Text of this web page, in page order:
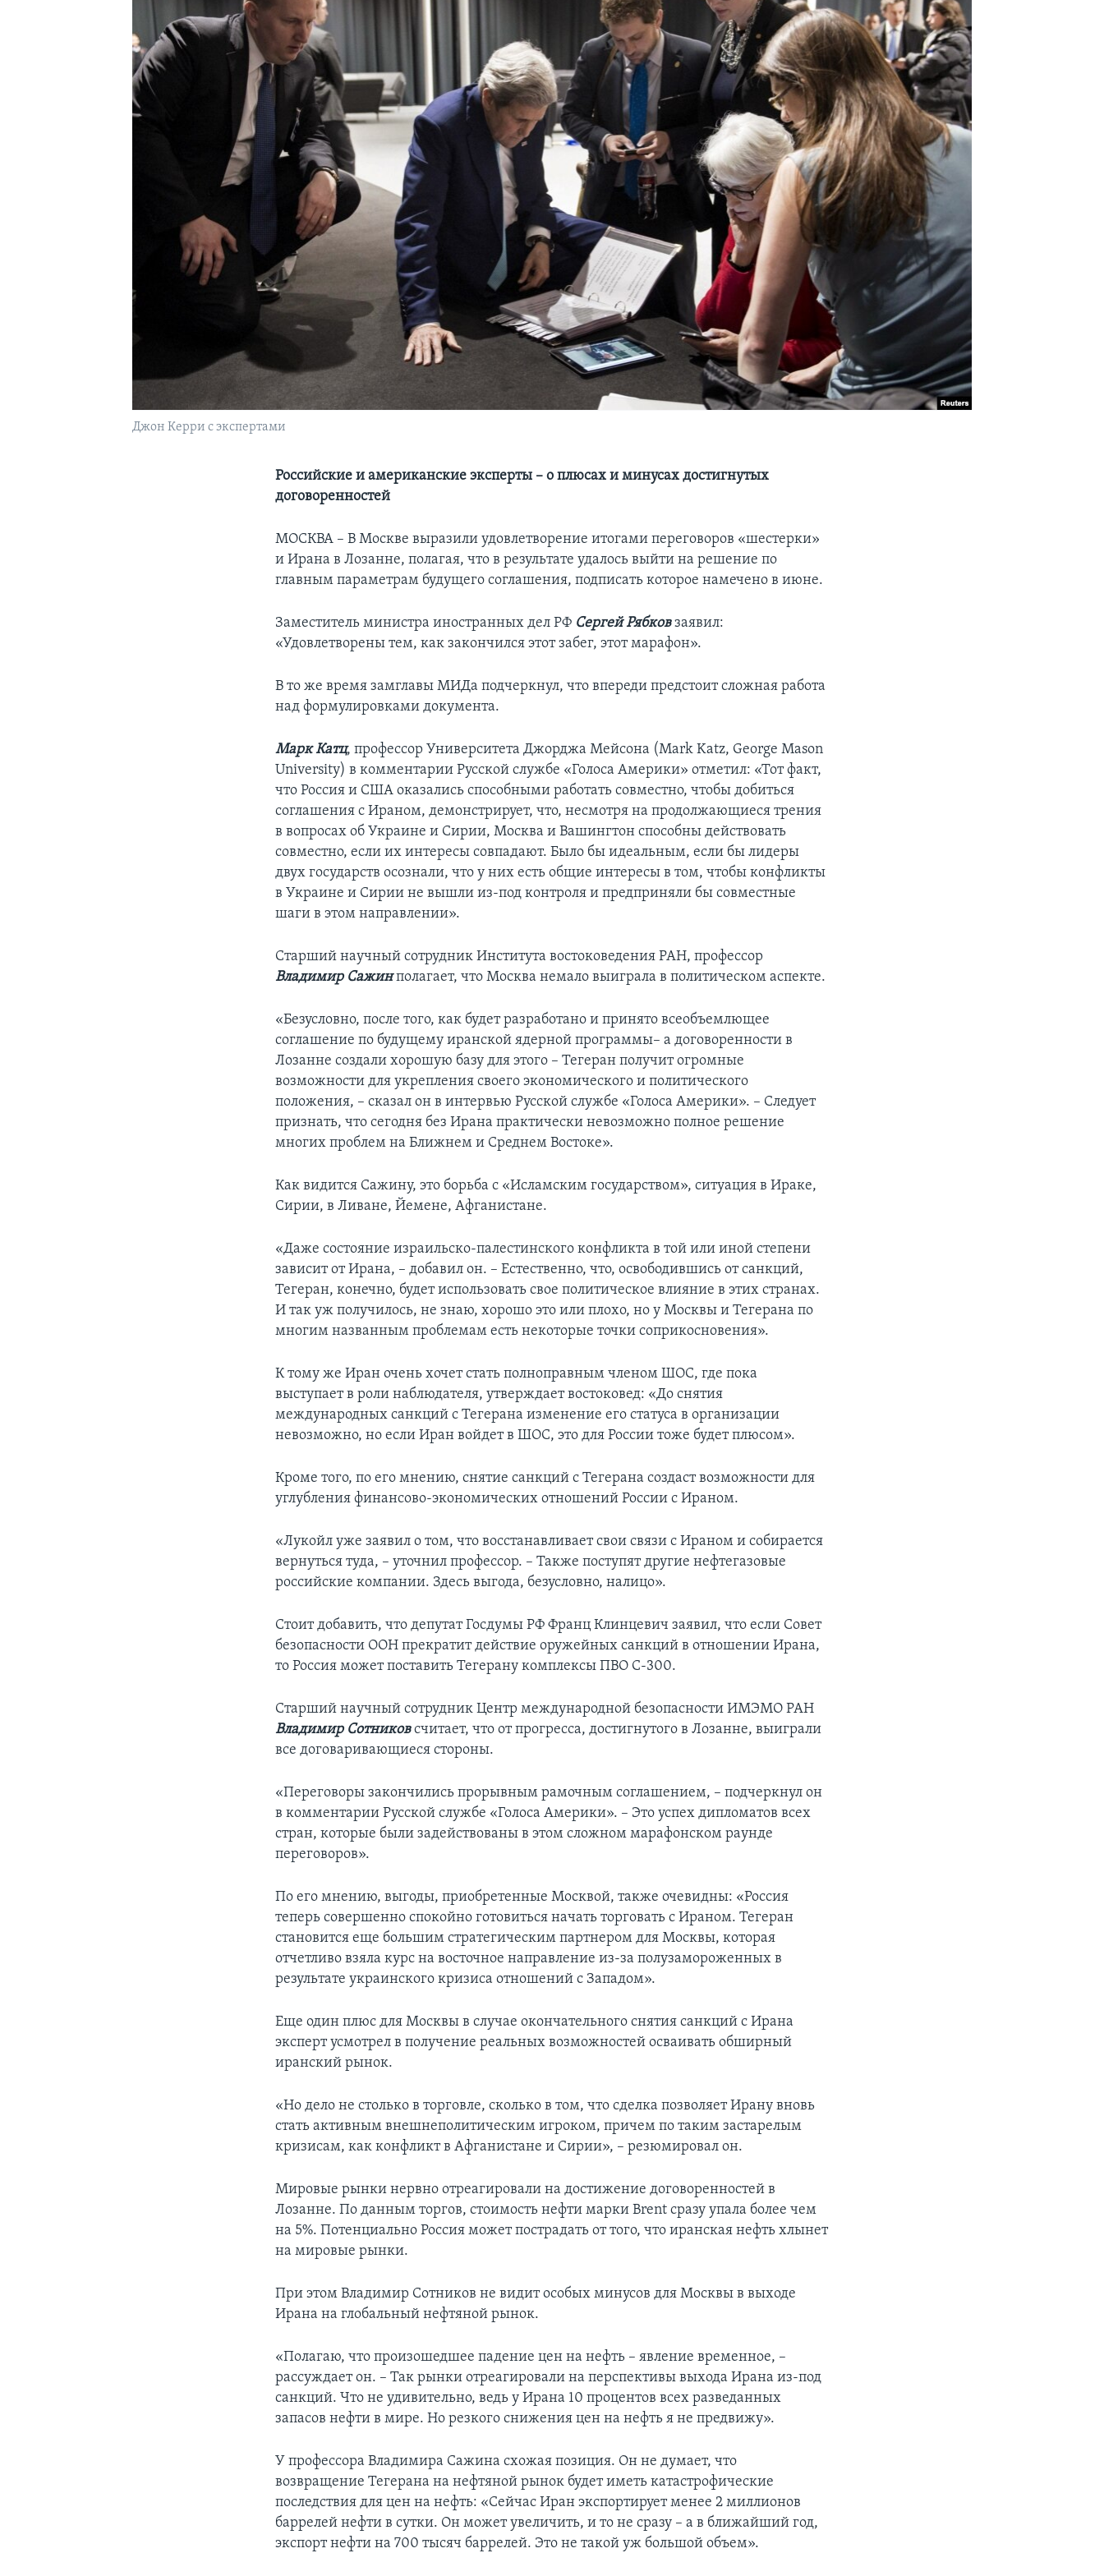
Джон Керри с экспертами
Российские и американские эксперты – о плюсах и минусах достигнутых
договоренностей
МОСКВА – В Москве выразили удовлетворение итогами переговоров «шестерки»
и Ирана в Лозанне, полагая, что в результате удалось выйти на решение по
главным параметрам будущего соглашения, подписать которое намечено в июне.
Заместитель министра иностранных дел РФ Сергей Рябковзаявил:
«Удовлетворены тем, как закончился этот забег, этот марафон».
В то же время замглавы МИДа подчеркнул, что впереди предстоит сложная работа
над формулировками документа.
Марк Катц, профессор Университета Джорджа Мейсона (Mark Katz, George Mason
University) в комментарии Русской службе «Голоса Америки» отметил: «Тот факт,
что Россия и США оказались способными работать совместно, чтобы добиться
соглашения с Ираном, демонстрирует, что, несмотря на продолжающиеся трения
в вопросах об Украине и Сирии, Москва и Вашингтон способны действовать
совместно, если их интересы совпадают. Было бы идеальным, если бы лидеры
двух государств осознали, что у них есть общие интересы в том, чтобы конфликты
в Украине и Сирии не вышли из-под контроля и предприняли бы совместные
шаги в этом направлении».
Старший научный сотрудник Института востоковедения РАН, профессор
Владимир Сажинполагает, что Москва немало выиграла в политическом аспекте.
«Безусловно, после того, как будет разработано и принято всеобъемлющее
соглашение по будущему иранской ядерной программы– а договоренности в
Лозанне создали хорошую базу для этого – Тегеран получит огромные
возможности для укрепления своего экономического и политического
положения, – сказал он в интервью Русской службе «Голоса Америки». – Следует
признать, что сегодня без Ирана практически невозможно полное решение
многих проблем на Ближнем и Среднем Востоке».
Как видится Сажину, это борьба с «Исламским государством», ситуация в Ираке,
Сирии, в Ливане, Йемене, Афганистане.
«Даже состояние израильско-палестинского конфликта в той или иной степени
зависит от Ирана, – добавил он. – Естественно, что, освободившись от санкций,
Тегеран, конечно, будет использовать свое политическое влияние в этих странах.
И так уж получилось, не знаю, хорошо это или плохо, но у Москвы и Тегерана по
многим названным проблемам есть некоторые точки соприкосновения».
К тому же Иран очень хочет стать полноправным членом ШОС, где пока
выступает в роли наблюдателя, утверждает востоковед: «До снятия
международных санкций с Тегерана изменение его статуса в организации
невозможно, но если Иран войдет в ШОС, это для России тоже будет плюсом».
Кроме того, по его мнению, снятие санкций с Тегерана создаст возможности для
углубления финансово-экономических отношений России с Ираном.
«Лукойл уже заявил о том, что восстанавливает свои связи с Ираном и собирается
вернуться туда, – уточнил профессор. – Также поступят другие нефтегазовые
российские компании. Здесь выгода, безусловно, налицо».
Стоит добавить, что депутат Госдумы РФ Франц Клинцевич заявил, что если Совет
безопасности ООН прекратит действие оружейных санкций в отношении Ирана,
то Россия может поставить Тегерану комплексы ПВО С-300.
Старший научный сотрудник Центр международной безопасности ИМЭМО РАН
Владимир Сотниковсчитает, что от прогресса, достигнутого в Лозанне, выиграли
все договаривающиеся стороны.
«Переговоры закончились прорывным рамочным соглашением, – подчеркнул он
в комментарии Русской службе «Голоса Америки». – Это успех дипломатов всех
стран, которые были задействованы в этом сложном марафонском раунде
переговоров».
По его мнению, выгоды, приобретенные Москвой, также очевидны: «Россия
теперь совершенно спокойно готовиться начать торговать с Ираном. Тегеран
становится еще большим стратегическим партнером для Москвы, которая
отчетливо взяла курс на восточное направление из-за полузамороженных в
результате украинского кризиса отношений с Западом».
Еще один плюс для Москвы в случае окончательного снятия санкций с Ирана
эксперт усмотрел в получение реальных возможностей осваивать обширный
иранский рынок.
«Но дело не столько в торговле, сколько в том, что сделка позволяет Ирану вновь
стать активным внешнеполитическим игроком, причем по таким застарелым
кризисам, как конфликт в Афганистане и Сирии», – резюмировал он.
Мировые рынки нервно отреагировали на достижение договоренностей в
Лозанне. По данным торгов, стоимость нефти марки Brent сразу упала более чем
на 5%. Потенциально Россия может пострадать от того, что иранская нефть хлынет
на мировые рынки.
При этом Владимир Сотников не видит особых минусов для Москвы в выходе
Ирана на глобальный нефтяной рынок.
«Полагаю, что произошедшее падение цен на нефть – явление временное, –
рассуждает он. – Так рынки отреагировали на перспективы выхода Ирана из-под
санкций. Что не удивительно, ведь у Ирана 10 процентов всех разведанных
запасов нефти в мире. Но резкого снижения цен на нефть я не предвижу».
У профессора Владимира Сажина схожая позиция. Он не думает, что
возвращение Тегерана на нефтяной рынок будет иметь катастрофические
последствия для цен на нефть: «Сейчас Иран экспортирует менее 2 миллионов
баррелей нефти в сутки. Он может увеличить, и то не сразу – а в ближайший год,
экспорт нефти на 700 тысяч баррелей. Это не такой уж большой объем».